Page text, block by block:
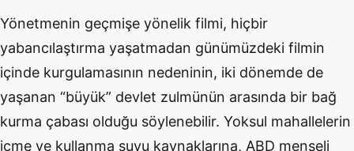
Yönetmenin geçmişe yönelik filmi, hiçbir
yabancılaştırma yaşatmadan günümüzdeki filmin
içinde kurgulamasının nedeninin, iki dönemde de
yaşanan “büyük” devlet zulmünün arasında bir bağ
kurma çabası olduğu söylenebilir. Yoksul mahallelerin
içme ve kullanma suyu kaynaklarına, ABD menşeli